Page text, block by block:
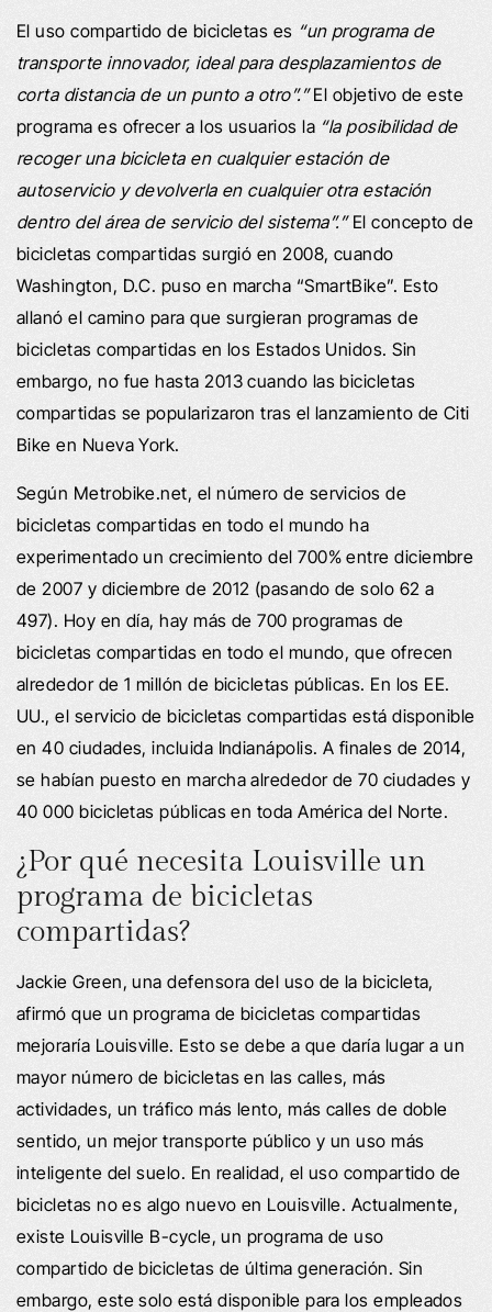
El uso compartido de bicicletas es “un programa de
transporte innovador, ideal para desplazamientos de
corta distancia de un punto a otro”.”El objetivo de este
programa es ofrecer a los usuarios la “la posibilidad de
recoger una bicicleta en cualquier estación de
autoservicio y devolverla en cualquier otra estación
dentro del área de servicio del sistema”.”El concepto de
bicicletas compartidas surgió en 2008, cuando
Washington, D.C. puso en marcha “SmartBike”. Esto
allanó el camino para que surgieran programas de
bicicletas compartidas en los Estados Unidos. Sin
embargo, no fue hasta 2013 cuando las bicicletas
compartidas se popularizaron tras el lanzamiento de Citi
Bike en Nueva York.
Según Metrobike.net, el número de servicios de
bicicletas compartidas en todo el mundo ha
experimentado un crecimiento del 700% entre diciembre
de 2007 y diciembre de 2012 (pasando de solo 62 a
497). Hoy en día, hay más de 700 programas de
bicicletas compartidas en todo el mundo, que ofrecen
alrededor de 1 millón de bicicletas públicas. En los EE.
UU., el servicio de bicicletas compartidas está disponible
en 40 ciudades, incluida Indianápolis. A finales de 2014,
se habían puesto en marcha alrededor de 70 ciudades y
40 000 bicicletas públicas en toda América del Norte.
¿Por qué necesita Louisville un
programa de bicicletas
compartidas?
Jackie Green, una defensora del uso de la bicicleta,
afirmó que un programa de bicicletas compartidas
mejoraría Louisville. Esto se debe a que daría lugar a un
mayor número de bicicletas en las calles, más
actividades, un tráfico más lento, más calles de doble
sentido, un mejor transporte público y un uso más
inteligente del suelo. En realidad, el uso compartido de
bicicletas no es algo nuevo en Louisville. Actualmente,
existe Louisville B-cycle, un programa de uso
compartido de bicicletas de última generación. Sin
embargo, este solo está disponible para los empleados